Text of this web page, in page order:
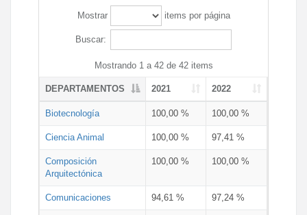
Mostrar items por página
Buscar:
Mostrando 1 a 42 de 42 items
DEPARTAMENTOS 2021 2022
Biotecnología 100,00 % 100,00 %
Ciencia Animal 100,00 % 97,41 %
Composición
Arquitectónica
100,00 % 100,00 %
Comunicaciones 94,61 % 97,24 %